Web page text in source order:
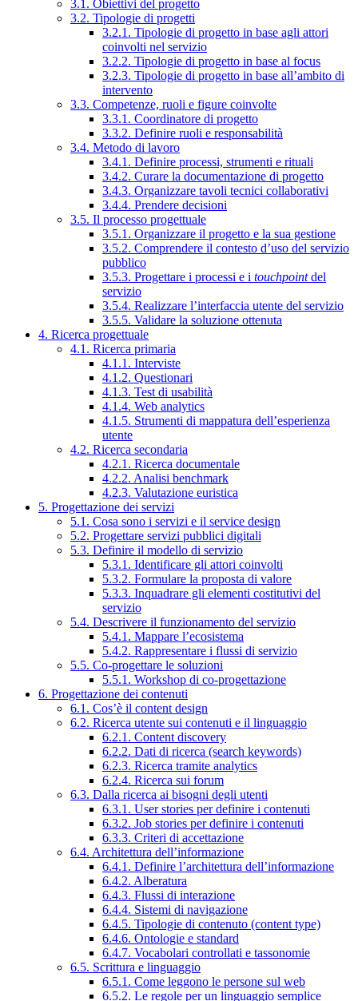
3.1. Obiettivi del progetto
3.2. Tipologie di progetti
3.2.1. Tipologie di progetto in base agli attori
coinvolti nel servizio
3.2.2. Tipologie di progetto in base al focus
3.2.3. Tipologie di progetto in base all’ambito di
intervento
3.3. Competenze, ruoli e figure coinvolte
3.3.1. Coordinatore di progetto
3.3.2. Definire ruoli e responsabilità
3.4. Metodo di lavoro
3.4.1. Definire processi, strumenti e rituali
3.4.2. Curare la documentazione di progetto
3.4.3. Organizzare tavoli tecnici collaborativi
3.4.4. Prendere decisioni
3.5. Il processo progettuale
3.5.1. Organizzare il progetto e la sua gestione
3.5.2. Comprendere il contesto d’uso del servizio
pubblico
3.5.3. Progettare i processi e i touchpointdel
servizio
3.5.4. Realizzare l’interfaccia utente del servizio
3.5.5. Validare la soluzione ottenuta
4. Ricerca progettuale
4.1. Ricerca primaria
4.1.1. Interviste
4.1.2. Questionari
4.1.3. Test di usabilità
4.1.4. Web analytics
4.1.5. Strumenti di mappatura dell’esperienza
utente
4.2. Ricerca secondaria
4.2.1. Ricerca documentale
4.2.2. Analisi benchmark
4.2.3. Valutazione euristica
5. Progettazione dei servizi
5.1. Cosa sono i servizi e il service design
5.2. Progettare servizi pubblici digitali
5.3. Definire il modello di servizio
5.3.1. Identificare gli attori coinvolti
5.3.2. Formulare la proposta di valore
5.3.3. Inquadrare gli elementi costitutivi del
servizio
5.4. Descrivere il funzionamento del servizio
5.4.1. Mappare l’ecosistema
5.4.2. Rappresentare i flussi di servizio
5.5. Co-progettare le soluzioni
5.5.1. Workshop di co-progettazione
6. Progettazione dei contenuti
6.1. Cos’è il content design
6.2. Ricerca utente sui contenuti e il linguaggio
6.2.1. Content discovery
6.2.2. Dati di ricerca (search keywords)
6.2.3. Ricerca tramite analytics
6.2.4. Ricerca sui forum
6.3. Dalla ricerca ai bisogni degli utenti
6.3.1. User stories per definire i contenuti
6.3.2. Job stories per definire i contenuti
6.3.3. Criteri di accettazione
6.4. Architettura dell’informazione
6.4.1. Definire l’architettura dell’informazione
6.4.2. Alberatura
6.4.3. Flussi di interazione
6.4.4. Sistemi di navigazione
6.4.5. Tipologie di contenuto (content type)
6.4.6. Ontologie e standard
6.4.7. Vocabolari controllati e tassonomie
6.5. Scrittura e linguaggio
6.5.1. Come leggono le persone sul web
6.5.2. Le regole per un linguaggio semplice